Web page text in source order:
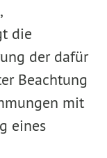
die
der dafür
Beachtung
mit
eines